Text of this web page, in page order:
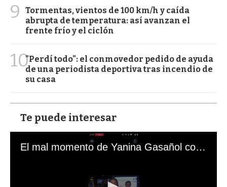
9
Tormentas, vientos de 100 km/h y caída
abrupta de temperatura: así avanzan el
frente frío y el ciclón
10"Perdí todo": el conmovedor pedido de ayuda
de una periodista deportiva tras incendio de
su casa
Te puede interesar
El mal momento de Yanina Gasañol con un hincha argentino en "Subrayado"